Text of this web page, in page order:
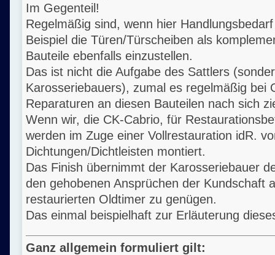
Im Gegenteil!
Regelmäßig sind, wenn hier
Beispiel die Türen/Türscheiben als
Bauteile ebenfalls einzustellen.
Das ist nicht die Aufgabe des Sattlers
Karosseriebauers), zumal es regelmäßig bei
Reparaturen an diesen Bauteilen nach sich
Wenn wir, die CK-Cabrio, für
werden im Zuge einer Vollrestauration idR.
Dichtungen/Dichtleisten montiert.
Das Finish übernimmt der Karosseriebauer
den gehobenen Ansprüchen der Kundschaft
restaurierten Oldtimer zu genügen.
Das einmal beispielhaft zur Erläuterung
Ganz allgemein formuliert gilt: